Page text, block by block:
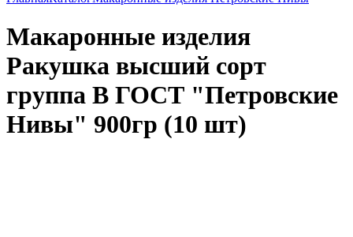
Макаронные изделия
Ракушка высший сорт
группа В ГОСТ "Петровские
Нивы" 900гр (10 шт)